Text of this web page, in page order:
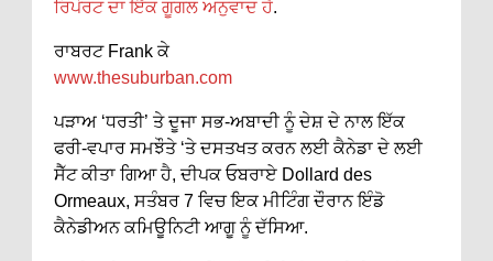
ਰਿਪੋਰਟ ਦਾ ਇੱਕ ਗੂਗਲ ਅਨੁਵਾਦ ਹੈ.
ਰਾਬਰਟ Frank ਕੇ
www.thesuburban.com
ਪੜਾਅ ‘ਧਰਤੀ’ ਤੇ ਦੂਜਾ ਸਭ-ਅਬਾਦੀ ਨੂੰ ਦੇਸ਼ ਦੇ ਨਾਲ ਇੱਕ
ਫਰੀ-ਵਪਾਰ ਸਮਝੌਤੇ ‘ਤੇ ਦਸਤਖਤ ਕਰਨ ਲਈ ਕੈਨੇਡਾ ਦੇ ਲਈ
ਸੈੱਟ ਕੀਤਾ ਗਿਆ ਹੈ, ਦੀਪਕ ਓਬਰਾਏ Dollard des
Ormeaux, ਸਤੰਬਰ 7 ਵਿਚ ਇਕ ਮੀਟਿੰਗ ਦੌਰਾਨ ਇੰਡੋ
ਕੈਨੇਡੀਅਨ ਕਮਿਊਨਿਟੀ ਆਗੂ ਨੂੰ ਦੱਸਿਆ.